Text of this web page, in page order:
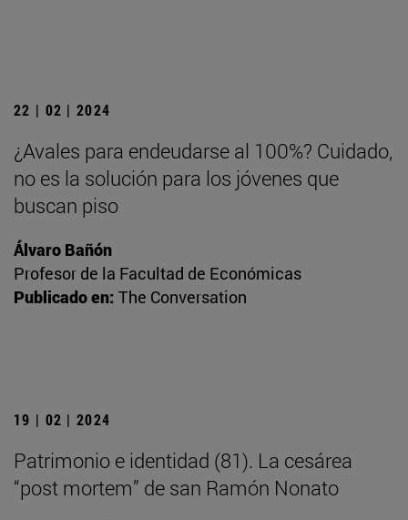
22 | 02 | 2024
¿Avales para endeudarse al 100%? Cuidado,
no es la solución para los jóvenes que
buscan piso
Álvaro Bañón
Profesor de la Facultad de Económicas
Publicado en: The Conversation
19 | 02 | 2024
Patrimonio e identidad (81). La cesárea
“post mortem” de san Ramón Nonato